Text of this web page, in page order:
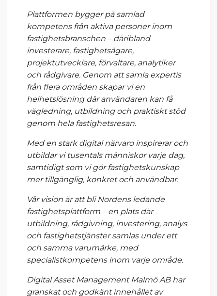
Plattformen bygger på samlad
kompetens från aktiva personer inom
fastighetsbranschen – däribland
investerare, fastighetsägare,
projektutvecklare, förvaltare, analytiker
och rådgivare. Genom att samla expertis
från flera områden skapar vi en
helhetslösning där användaren kan få
vägledning, utbildning och praktiskt stöd
genom hela fastighetsresan.
Med en stark digital närvaro inspirerar och
utbildar vi tusentals människor varje dag,
samtidigt som vi gör fastighetskunskap
mer tillgänglig, konkret och användbar.
Vår vision är att bli Nordens ledande
fastighetsplattform – en plats där
utbildning, rådgivning, investering, analys
och fastighetstjänster samlas under ett
och samma varumärke, med
specialistkompetens inom varje område.
Digital Asset Management Malmö AB har
granskat och godkänt innehållet av